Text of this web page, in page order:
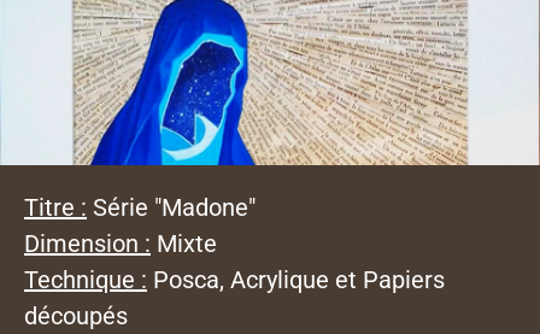
Titre : Série "Madone"
Dimension : Mixte
Technique : Posca, Acrylique et Papiers
découpés